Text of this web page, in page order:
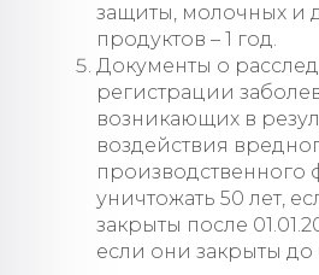
защиты, молочных и
продуктов – 1 год.
Документы о
регистрации
возникающих в
воздействия
производственного
уничтожать 50 лет,
закрыты после
если они закрыты до